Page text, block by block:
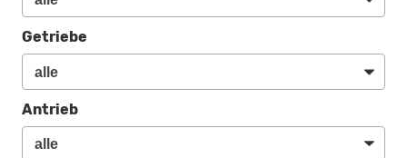
Getriebe
Antrieb